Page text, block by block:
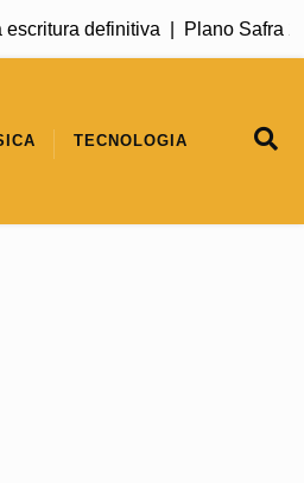
definitiva |Plano Safra 2026/
TECNOLOGIA